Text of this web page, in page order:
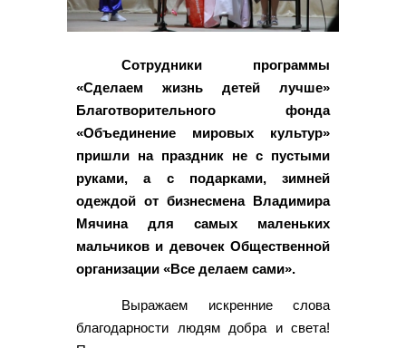
Сотрудники программы
«Сделаем жизнь детей лучше»
Благотворительного фонда
«Объединение мировых культур»
пришли на праздник не с пустыми
руками, а с подарками, зимней
одеждой от бизнесмена Владимира
Мячина для самых маленьких
мальчиков и девочек Общественной
организации «Все делаем сами».
Выражаем искренние слова
благодарности людям добра и света!